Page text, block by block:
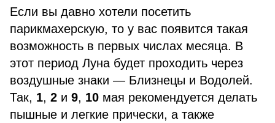
Если вы давно хотели посетить
парикмахерскую, то у вас появится такая
возможность в первых числах месяца. В
этот период Луна будет проходить через
воздушные знаки — Близнецы и Водолей.
Так, 1, 2 и 9, 10 мая рекомендуется делать
пышные и легкие прически, а также